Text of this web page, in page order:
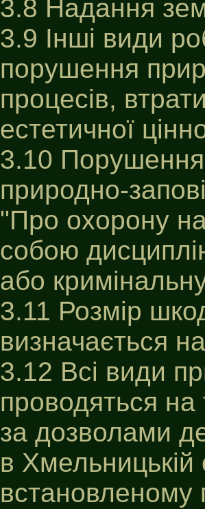
3.8 Надання
3.9 Інші види
порушення
процесів,
естетичної
3.10 Порушення
природно-
"Про охорону
собою
або
3.11 Розмір
визначається
3.12 Всі види
проводяться на
за дозволами
в Хмельницькiй
встановленому